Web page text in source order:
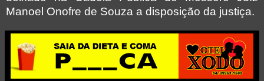
Manoel Onofre de Souza a disposição da justiça.